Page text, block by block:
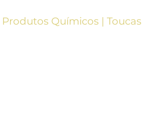
Produtos Químicos | Toucas